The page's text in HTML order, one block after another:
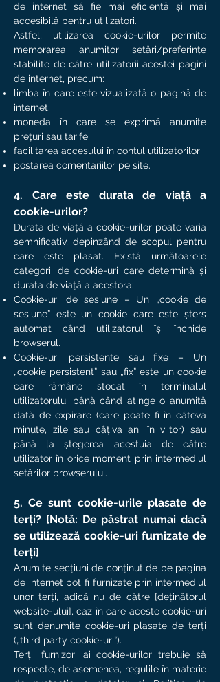
de internet să fie mai eficientă și mai
accesibilă pentru utilizatori.
Astfel, utilizarea cookie-urilor permite
memorarea anumitor setări/preferințe
stabilite de către utilizatorii acestei pagini
de internet, precum:
limba în care este vizualizată o pagină de
internet;
moneda în care se exprimă anumite
prețuri sau tarife;
facilitarea accesului în contul utilizatorilor
postarea comentariilor pe site.
4. Care este durata de viață a
cookie-urilor?
Durata de viață a cookie-urilor poate varia
semnificativ, depinzând de scopul pentru
care este plasat. Există următoarele
categorii de cookie-uri care determină și
durata de viață a acestora:
Cookie-uri de sesiune – Un „cookie de
sesiune” este un cookie care este șters
automat când utilizatorul își închide
browserul.
Cookie-uri persistente sau fixe – Un
„cookie persistent” sau „fix” este un cookie
care rămâne stocat în terminalul
utilizatorului până când atinge o anumită
dată de expirare (care poate fi în câteva
minute, zile sau câțiva ani în viitor) sau
până la ștegerea acestuia de către
utilizator în orice moment prin intermediul
setărilor browserului.
5. Ce sunt cookie-urile plasate de
terți? [Notă: De păstrat numai dacă
se utilizează cookie-uri furnizate de
terți]
Anumite secțiuni de conținut de pe pagina
de internet pot fi furnizate prin intermediul
unor terți, adică nu de către [deținătorul
website-ului], caz în care aceste cookie-uri
sunt denumite cookie-uri plasate de terți
(„third party cookie-uri”).
Terții furnizori ai cookie-urilor trebuie să
respecte, de asemenea, regulile în materie